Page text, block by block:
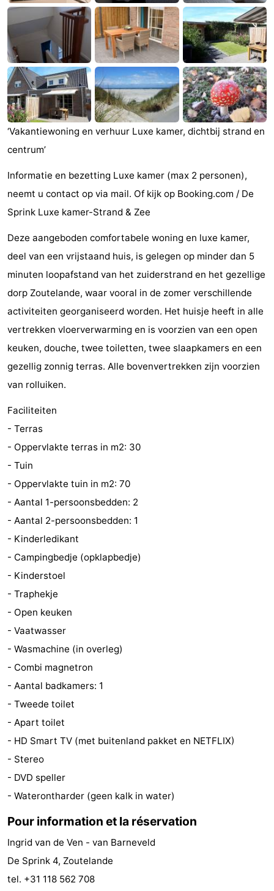
Zandput
Duinzicht
Joossesweg
-
Kustlicht
-
Meerpaal
-
Strandcamping
Valkenisse
-
Zee,
Bos
en
Duin
Hôtels
Last
minutes
Plages
Voir
et
faire
Lieux
d'intérêt
-
Musées
-
Galeries
-
Monuments
-
Phares
-
de
-
de
Aires
jeux
-
de
être
Villages
villes
Visites
-
Faire
vélo
-
Équitation
-
Terrains
-
Peche
‘Vakantiewoning en verhuur Luxe kamer, dichtbij strand en
centrum’
Informatie en bezetting Luxe kamer (max 2 personen),
neemt u contact op via mail. Of kijk op Booking.com / De
Sprink Luxe kamer-Strand & Zee
Deze aangeboden comfortabele woning en luxe kamer,
deel van een vrijstaand huis, is gelegen op minder dan 5
minuten loopafstand van het zuiderstrand en het gezellige
dorp Zoutelande, waar vooral in de zomer verschillende
activiteiten georganiseerd worden. Het huisje heeft in alle
vertrekken vloerverwarming en is voorzien van een open
keuken, douche, twee toiletten, twee slaapkamers en een
gezellig zonnig terras. Alle bovenvertrekken zijn voorzien
van rolluiken.
Faciliteiten
- Terras
- Oppervlakte terras in m2: 30
- Tuin
- Oppervlakte tuin in m2: 70
- Aantal 1-persoonsbedden: 2
- Aantal 2-persoonsbedden: 1
- Kinderledikant
- Campingbedje (opklapbedje)
- Kinderstoel
- Traphekje
- Open keuken
- Vaatwasser
- Wasmachine (in overleg)
- Combi magnetron
- Aantal badkamers: 1
- Tweede toilet
- Apart toilet
- HD Smart TV (met buitenland pakket en NETFLIX)
- Stereo
- DVD speller
- Waterontharder (geen kalk in water)
Pour information et la réservation
Ingrid van de Ven - van Barneveld
De Sprink 4, Zoutelande
tel. +31 118 562 708